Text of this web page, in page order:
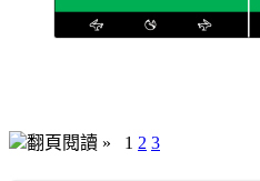
翻頁閱讀 » 1 2 3